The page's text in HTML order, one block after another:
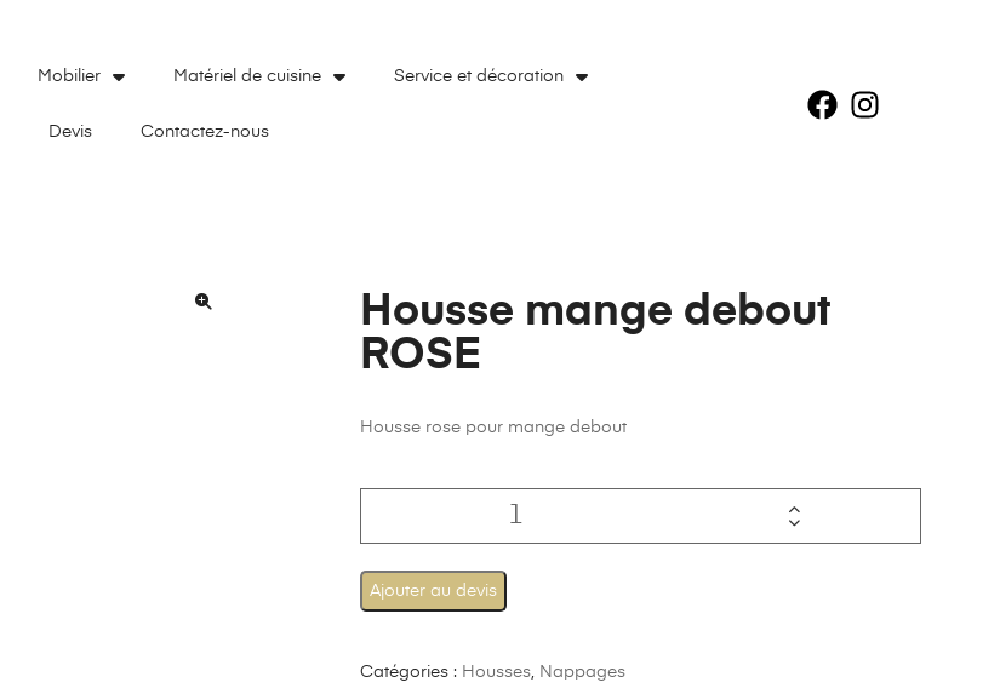
Mobilier Matériel de cuisine Service et décoration
Devis Contactez-nous
Housse mange debout
ROSE
Housse rose pour mange debout
Ajouter au devis
Catégories : Housses, Nappages